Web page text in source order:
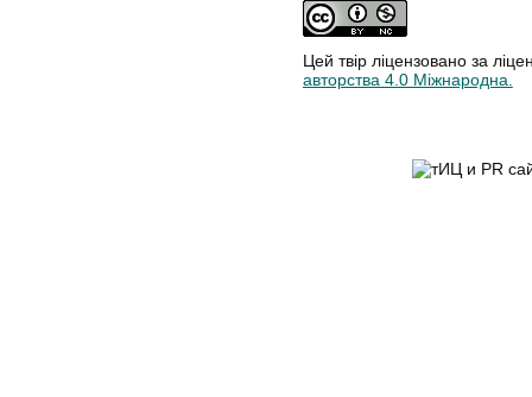
Цей твір ліцензовано за
авторства 4.0 Міжнародна.